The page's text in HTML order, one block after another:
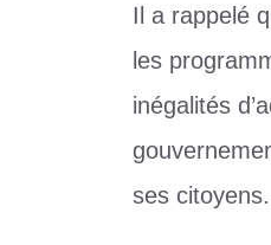
Il a rappelé
les
inégalités
ses citoyens.